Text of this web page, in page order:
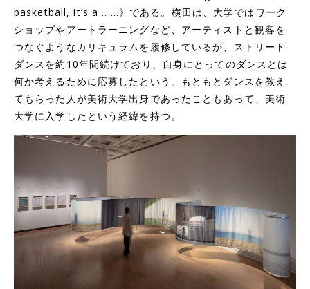
basketball, it’s a ......》である。横田は、大学ではワーク
ショップやアートラーニングなど、アーティストと観客を
つなぐようなカリキュラムを履修しているが、ストリート
ダンスを約10年間続けており、自身にとってのダンスとは
何か考えるために応募したという。もともとダンスを教え
てもらった人が美術大学出身であったこともあって、美術
大学に入学したという経緯を持つ。